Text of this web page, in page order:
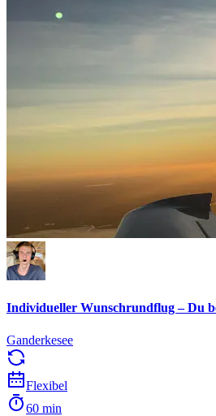
Individueller Wunschrundflug – Du
Ganderkesee
Flexibel
60 min